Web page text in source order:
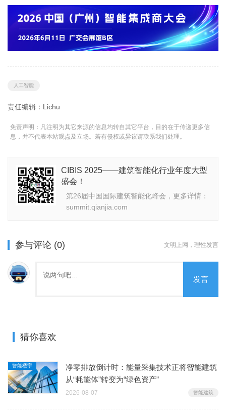
人工智能
责任编辑：Lichu
免责声明：凡注明为其它来源的信息均转自其它平台，目的在于传递更多信
息，并不代表本站观点及立场。若有侵权或异议请联系我们处理。
CIBIS 2025——建筑智能化行业年度大型
盛会！
第26届中国国际建筑智能化峰会，更多详情：
summit.qianjia.com
参与评论 (0) 文明上网，理性发言
发言
猜你喜欢
智能楼宇
净零排放倒计时：能量采集技术正将智能建筑
从“耗能体”转变为“绿色资产”
2026-08-07 智能建筑